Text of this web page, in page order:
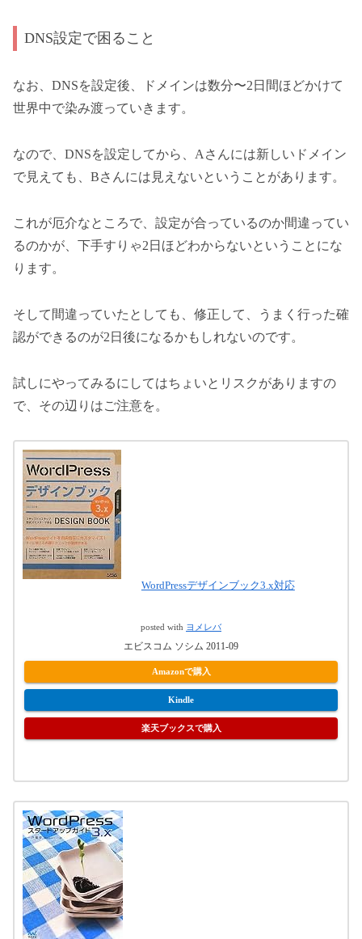
DNS設定で困ること
なお、DNSを設定後、ドメインは数分〜2日間ほどかけて
世界中で染み渡っていきます。
なので、DNSを設定してから、Aさんには新しいドメイン
で見えても、Bさんには見えないということがあります。
これが厄介なところで、設定が合っているのか間違ってい
るのかが、下手すりゃ2日ほどわからないということにな
ります。
そして間違っていたとしても、修正して、うまく行った確
認ができるのが2日後になるかもしれないのです。
試しにやってみるにしてはちょいとリスクがありますの
で、その辺りはご注意を。
WordPressデザインブック3.x対応
posted with ヨメレバ
エビスコム ソシム 2011-09
Amazonで購入
Kindle
楽天ブックスで購入